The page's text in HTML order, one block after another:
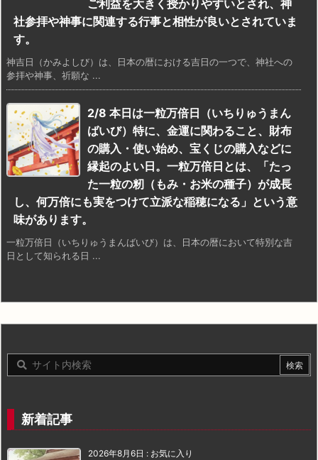
ご利益を大きく授かりやすいとされ、神
社参拝や神事に関連する行事と相性が良いとされていま
す。
神吉日（かみよしび）は、日本の暦における吉日の一つで、神社への
参拝や神事、祈願な ...
2/8 本日は一粒万倍日（いちりゅうまん
ばいび）特に、金運に関わること、財布
の購入・使い始め、宝くじの購入などに
縁起のよい日。一粒万倍日とは、「たっ
た一粒の籾（もみ・お米の種子）が成長
し、何万倍にも実をつけて立派な稲穂になる」という意
味があります。
一粒万倍日（いちりゅうまんばいび）は、日本の暦において特別な吉
日として知られる日 ...
新着記事
2026年8月6日 : お気に入り